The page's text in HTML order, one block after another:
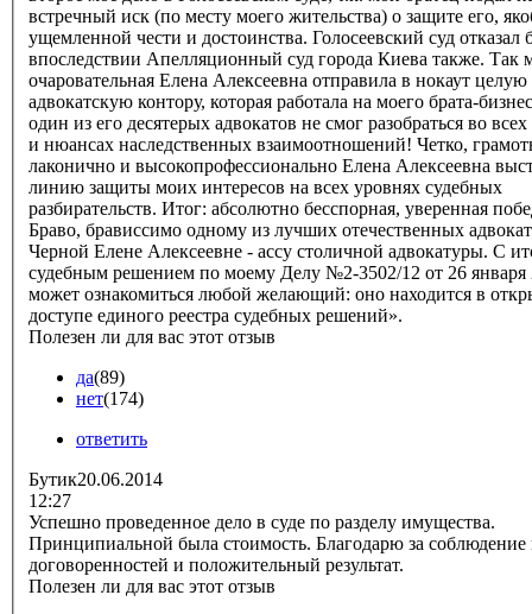
встречный иск (по месту моего жительства) о защите его,
ущемленной чести и достоинства. Голосеевский суд отказал
впоследствии Апелляционный суд города Киева также. Так
очаровательная Елена Алексеевна отправила в нокаут целую
адвокатскую контору, которая работала на моего брата-
один из его десятерых адвокатов не смог разобраться во всех
и нюансах наследственных взаимоотношений! Четко,
лаконично и высокопрофессионально Елена Алексеевна
линию защиты моих интересов на всех уровнях судебных
разбирательств. Итог: абсолютно бесспорная, уверенная
Браво, брависсимо одному из лучших отечественных адвокатов,
Черной Елене Алексеевне - ассу столичной адвокатуры. С
судебным решением по моему Делу №2-3502/12 от 26 января
может ознакомиться любой желающий: оно находится в
доступе единого реестра судебных решений».
Полезен ли для вас этот отзыв
да(89)
нет(174)
ответить
Бутик20.06.2014
12:27
Успешно проведенное дело в суде по разделу имущества.
Принципиальной была стоимость. Благодарю за соблюдение всех
договоренностей и положительный результат.
Полезен ли для вас этот отзыв